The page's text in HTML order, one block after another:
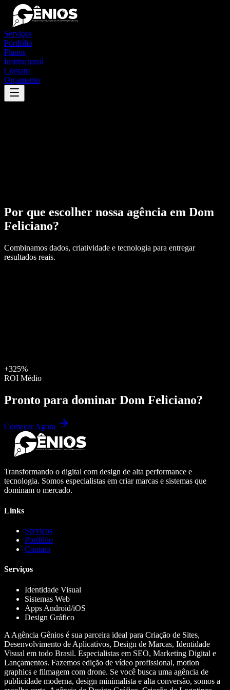
Serviços
Portfólio
Planos
Institucional
Contato
Orçamento
Por que escolher nossa agência em Dom
Feliciano?
Combinamos dados, criatividade e tecnologia para entregar
resultados reais.
+325%
ROI Médio
Pronto para dominar Dom Feliciano?
Começar Agora
Transformando o digital com design de alta performance e
tecnologia. Somos especialistas em criar marcas e sistemas que
dominam o mercado.
Links
Serviços
Portfólio
Contato
Serviços
Identidade Visual
Sistemas Web
Apps Android/iOS
Design Gráfico
A Agência Gênios é sua parceira ideal para Criação de Sites,
Desenvolvimento de Aplicativos, Design de Marcas, Identidade
Visual em todo Brasil. Especialistas em SEO, Marketing Digital e
Lançamentos. Fazemos edição de vídeo profissional, motion
graphics e filmagem com drone. Se você busca uma agência de
publicidade moderna, design minimalista e alta conversão, somos a